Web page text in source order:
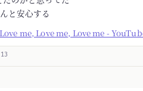
と安心する
me, Love me, Love me -